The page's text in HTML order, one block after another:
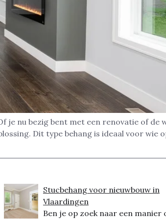
je nu bezig bent met een renovatie of de
Dit type behang is ideaal voor wie
Stucbehang voor nieuwbouw in
Vlaardingen
Ben je op zoek naar een manier